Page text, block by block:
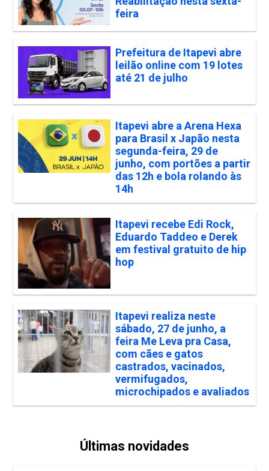
feira
Prefeitura de Itapevi abre
leilão online com 19 lotes
até 21 de julho
Itapevi abre a Arena Hexa
para Brasil x Japão nesta
segunda-feira, 29 de
junho, com portões a partir
das 12h e bola rolando às
14h
Itapevi recebe Edi Rock,
Eduardo Taddeo e Derek
em festival gratuito de hip
hop
Itapevi realiza neste
sábado, 27 de junho, a
feira Me Leva pra Casa,
com cães e gatos
castrados, vacinados,
vermifugados,
microchipados e avaliados
Últimas novidades